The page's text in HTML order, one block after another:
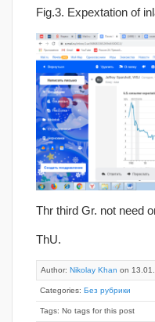
Fig.3. Expextation of
Thr third Gr. not need
ThU.
Author: Nikolay Khan on
Categories: Без рубрики
Tags: No tags for this post